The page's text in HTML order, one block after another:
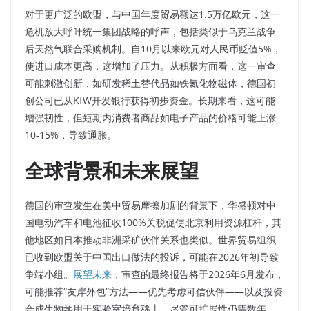
对于更广泛的欧盟，与中国年度贸易额达1.5万亿欧元，这一
危机放大呼吁统一集团战略的呼声，包括类似于乌克兰战争
后天然气联合采购机制。自10月以来欧元对人民币贬值5%，
使进口成本更高，这增加了压力。从积极方面看，这一审查
可能刺激创新，如研发稀土替代品如铁氮化物磁体，德国初
创公司已从KfW开发银行获得初步资金。长期来看，这可能
增强韧性，但短期内消费者商品如电子产品的价格可能上涨
10-15%，导致通胀。
全球背景和未来展望
德国的审查发生在美中贸易摩擦加剧的背景下，华盛顿对中
国电动汽车和电池征收100%关税促使北京利用资源杠杆，其
他地区如日本推动非洲采矿伙伴关系也类似。世界贸易组织
已收到欧盟关于中国出口做法的投诉，可能在2026年初导致
争端小组。 展望未来 ，审查的最终报告将于2026年6月发布，
可能推荐“友岸外包”方法——优先考虑可信伙伴——以及投资